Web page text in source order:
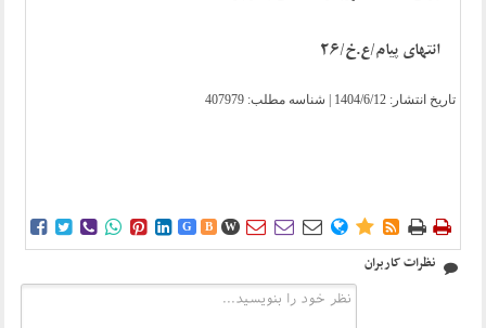
انتهای پیام/ع.خ/26
تاریخ انتشار: 1404/6/12 | شناسه مطلب: 407979
      G B W        
نظرات کاربران